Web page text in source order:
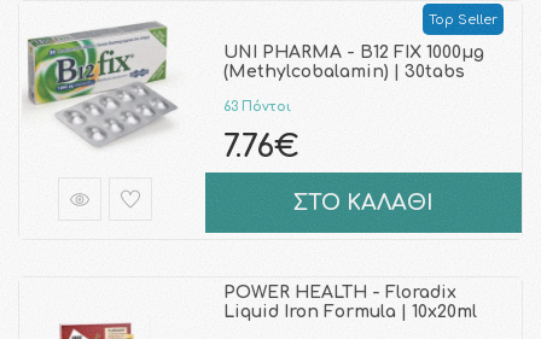
Top Seller
UNI PHARMA - B12 FIX 1000μg
(Methylcobalamin) | 30tabs
63 Πόντοι
7.76€
ΣΤΟ ΚΑΛΑΘΙ
POWER HEALTH - Floradix
Liquid Iron Formula | 10x20ml